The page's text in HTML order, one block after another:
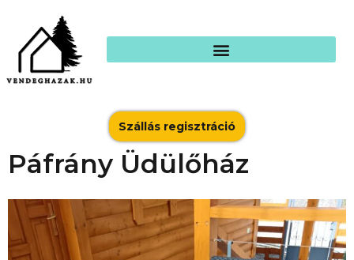
Szállás regisztráció
Páfrány Üdülőház